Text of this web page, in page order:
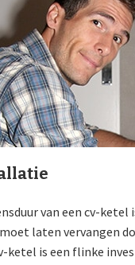
van een cv-ketel
laten vervangen
ketel is een flinke